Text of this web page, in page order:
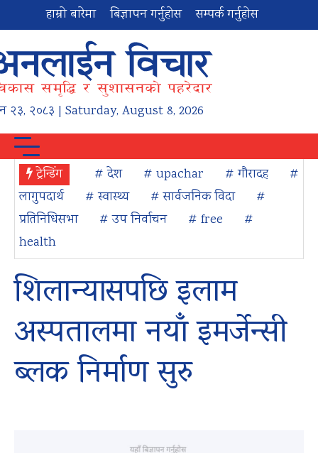
हाम्रो बारेमा बिज्ञापन गर्नुहोस सम्पर्क गर्नुहोस
२३, २०८३ | Saturday, August 8, 2026
ट्रेन्डिंग # देश # upachar # गौरादह
#
लागुपदार्थ
# स्वास्थ्य # सार्वजनिक विदा
#
प्रतिनिधिसभा
# उप निर्वाचन # free
#
health
शिलान्यासपछि इलाम
अस्पतालमा नयाँ इमर्जेन्सी
ब्लक निर्माण सुरु